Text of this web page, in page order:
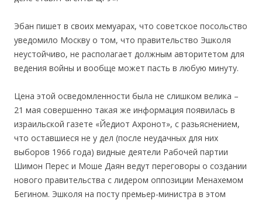
Эбан пишет в своих мемуарах, что советское посольство
уведомило Москву о том, что правительство Эшколя
неустойчиво, не располагает должным авторитетом для
ведения войны и вообще может пасть в любую минуту.
Цена этой осведомленности была не слишком велика –
21 мая совершенно такая же информация появилась в
израильской газете «Йедиот Ахронот», с разьяснением,
что оставшиеся не у дел (после неудачных для них
выборов 1966 года) видные деятели Рабочей партии
Шимон Перес и Моше Даян ведут переговоры о создании
нового правительства с лидером оппозиции Менахемом
Бегином. Эшколя на посту премьер-министра в этом